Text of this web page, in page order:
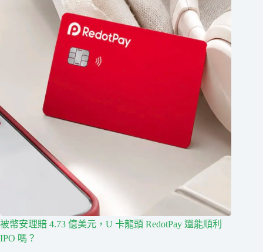
被幣安理賠 4.73 億美元，U 卡龍頭 RedotPay 還能順利
IPO 嗎？